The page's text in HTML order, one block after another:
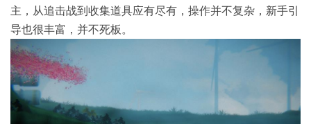
主，从追击战到收集道具应有尽有，操作并不复杂，新手引
导也很丰富，并不死板。